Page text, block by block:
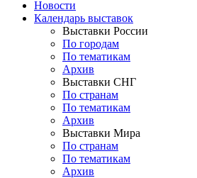
Новости
Календарь выставок
Выставки России
По городам
По тематикам
Архив
Выставки СНГ
По странам
По тематикам
Архив
Выставки Мира
По странам
По тематикам
Архив